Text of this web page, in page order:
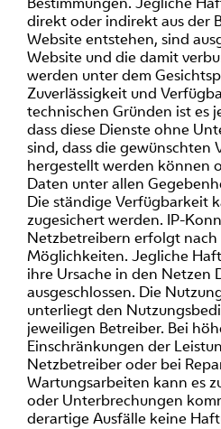
direkt oder indirekt aus der
Website entstehen, sind
Website und die damit
werden unter dem
Zuverlässigkeit und
technischen Gründen ist es
dass diese Dienste ohne
sind, dass die gewünschten
hergestellt werden können
Daten unter allen
Die ständige Verfügbarkeit
zugesichert werden. IP-
Netzbetreibern erfolgt
Möglichkeiten. Jegliche
ihre Ursache in den Netzen
ausgeschlossen. Die
unterliegt den
jeweiligen Betreiber. Bei
Einschränkungen der
Netzbetreiber oder bei
Wartungsarbeiten kann es
oder Unterbrechungen
derartige Ausfälle keine